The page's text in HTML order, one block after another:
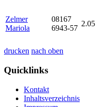
Zelmer
Mariola
08167
6943-57
2.05
drucken nach oben
Quicklinks
Kontakt
Inhaltsverzeichnis